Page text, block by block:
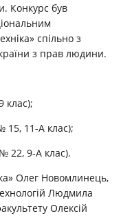
Конкурс був
спільно з
з прав людини.
клас);
15, 11-А клас);
22, 9-А клас).
Олег Новомлинець,
Людмила
Олексій